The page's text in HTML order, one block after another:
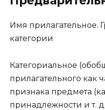
Имя прилагательное.
категории
Категориальное
прилагательного как
признака предмета
принадлежности и т.